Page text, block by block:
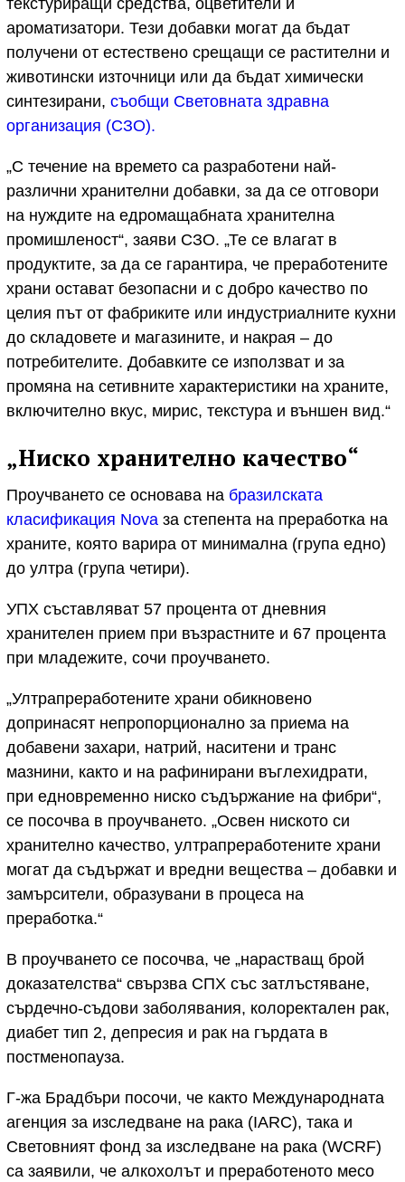
текстуриращи средства, оцветители и
ароматизатори. Тези добавки могат да бъдат
получени от естествено срещащи се растителни и
животински източници или да бъдат химически
синтезирани, съобщи Световната здравна
организация (СЗО).
„С течение на времето са разработени най-
различни хранителни добавки, за да се отговори
на нуждите на едромащабната хранителна
промишленост“, заяви СЗО. „Те се влагат в
продуктите, за да се гарантира, че преработените
храни остават безопасни и с добро качество по
целия път от фабриките или индустриалните кухни
до складовете и магазините, и накрая – до
потребителите. Добавките се използват и за
промяна на сетивните характеристики на храните,
включително вкус, мирис, текстура и външен вид.“
„Ниско хранително качество“
Проучването се основава на бразилската
класификация Nova за степента на преработка на
храните, която варира от минимална (група едно)
до ултра (група четири).
УПХ съставляват 57 процента от дневния
хранителен прием при възрастните и 67 процента
при младежите, сочи проучването.
„Ултрапреработените храни обикновено
допринасят непропорционално за приема на
добавени захари, натрий, наситени и транс
мазнини, както и на рафинирани въглехидрати,
при едновременно ниско съдържание на фибри“,
се посочва в проучването. „Освен ниското си
хранително качество, ултрапреработените храни
могат да съдържат и вредни вещества – добавки и
замърсители, образувани в процеса на
преработка.“
В проучването се посочва, че „нарастващ брой
доказателства“ свързва СПХ със затлъстяване,
сърдечно-съдови заболявания, колоректален рак,
диабет тип 2, депресия и рак на гърдата в
постменопауза.
Г-жа Брадбъри посочи, че както Международната
агенция за изследване на рака (IARC), така и
Световният фонд за изследване на рака (WCRF)
са заявили, че алкохолът и преработеното месо